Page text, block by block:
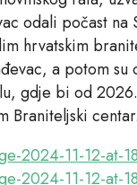
odali počast
hrvatskim
a potom su
gdje bi od
Braniteljski centar.